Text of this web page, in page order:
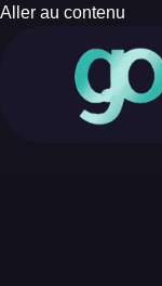
Aller au contenu